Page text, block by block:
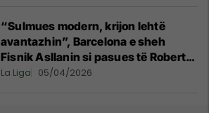
“Sulmues modern, krijon lehtë
avantazhin”, Barcelona e sheh
Fisnik Asllanin si pasues të Robert
Lewandowskit
La Liga 05/04/2026